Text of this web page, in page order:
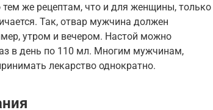
же рецептам, что и для женщины, только
Так, отвар мужчина должен
утром и вечером. Настой можно
в день по 110 мл. Многим мужчинам,
лекарство однократно.